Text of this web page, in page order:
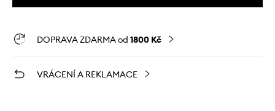
DOPRAVA ZDARMA od 1800 Kč
VRÁCENÍ A REKLAMACE